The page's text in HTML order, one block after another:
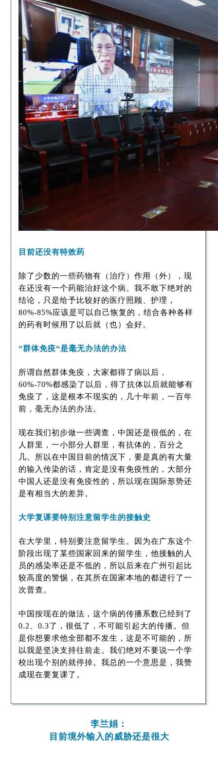
目前还没有特效药
除了少数的一些药物有（治疗）作用（外），现
在还没有一个药能治好这个病。我不敢下绝对的
结论，只是给予比较好的医疗照顾、护理，
80%-85%应该是可以自己恢复的，结合各种各样
的药有时候用了以后就（也）会好。
“群体免疫“是毫无办法的办法
所谓自然群体免疫，大家都得了病以后，
60%-70%都感染了以后，得了抗体以后就能够有
免疫了，这是根本不现实的，几十年前，一百年
前，毫无办法的办法。
现在我们初步做一些调查，中国还是很低的，在
人群里，一小部分人群里，有抗体的，百分之
几。所以在中国目前的情况下，要是真的有大量
的输入传染的话，肯定是没有免疫性的，大部分
中国人还是没有免疫性的，所以现在国际形势还
是有相当大的差异。
大学复课要特别注意留学生的接触史
在大学里，特别要注意留学生。因为在广东这个
阶段出现了某些国家回来的留学生，他接触的人
员的感染率还是不低的，所以后来在广州引起比
较高度的警惕，在其所在国家本地的都进行了一
次普查。
中国按现在的做法，这个病的传播系数已经到了
0.2、0.3了，很低了，不可能引起大的传播。但
是你想要求他全部都不发生，这是不可能的，所
以我是坚决支持往前走。我们绝对不要说一个学
校出现个别的就停掉。我总的一个意思是，我赞
成现在要复课了。
李兰娟：
目前境外输入的威胁还是很大